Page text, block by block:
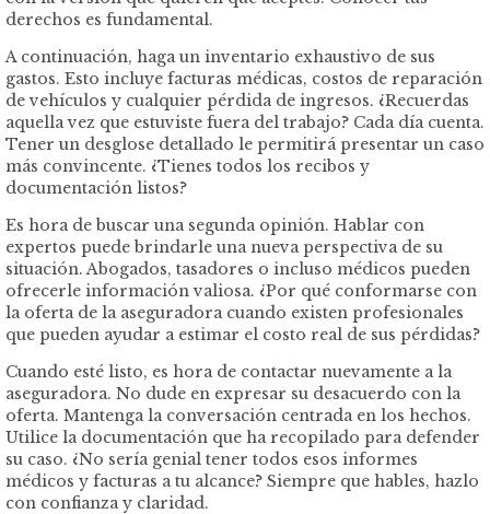
derechos es fundamental.
A continuación, haga un inventario exhaustivo de sus
gastos. Esto incluye facturas médicas, costos de reparación
de vehículos y cualquier pérdida de ingresos. ¿Recuerdas
aquella vez que estuviste fuera del trabajo? Cada día cuenta.
Tener un desglose detallado le permitirá presentar un caso
más convincente. ¿Tienes todos los recibos y
documentación listos?
Es hora de buscar una segunda opinión. Hablar con
expertos puede brindarle una nueva perspectiva de su
situación. Abogados, tasadores o incluso médicos pueden
ofrecerle información valiosa. ¿Por qué conformarse con
la oferta de la aseguradora cuando existen profesionales
que pueden ayudar a estimar el costo real de sus pérdidas?
Cuando esté listo, es hora de contactar nuevamente a la
aseguradora. No dude en expresar su desacuerdo con la
oferta. Mantenga la conversación centrada en los hechos.
Utilice la documentación que ha recopilado para defender
su caso. ¿No sería genial tener todos esos informes
médicos y facturas a tu alcance? Siempre que hables, hazlo
con confianza y claridad.